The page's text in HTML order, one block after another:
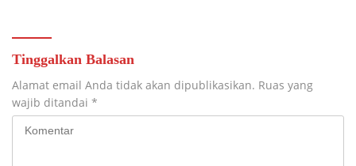
Tinggalkan Balasan
Alamat email Anda tidak akan dipublikasikan. Ruas yang
wajib ditandai *